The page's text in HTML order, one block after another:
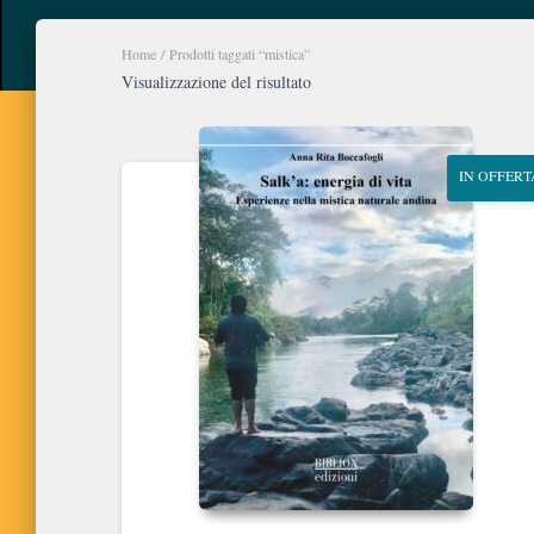
Home / Prodotti taggati “mistica”
Visualizzazione del risultato
IN